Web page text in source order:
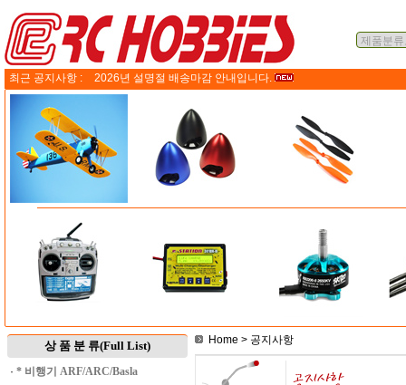
최근 공지사항 : 2026년 설명절 배송마감 안내입니다.
상 품 분 류(Full List)
· * 비행기 ARF/ARC/Basla
Home > 공지사항